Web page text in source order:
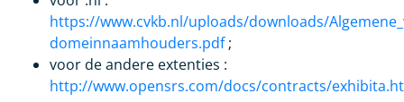
https://www.cvkb.nl/uploads/downloads/
domeinnaamhouders.pdf;
voor de andere extenties :
http://www.opensrs.com/docs/contracts/